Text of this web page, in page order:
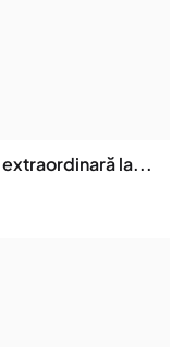
extraordinară la...